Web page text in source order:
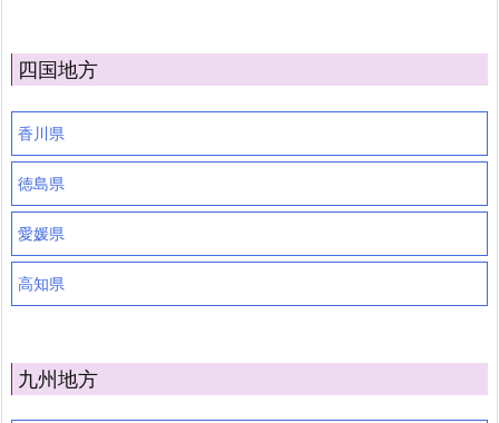
四国地方
香川県
徳島県
愛媛県
高知県
九州地方